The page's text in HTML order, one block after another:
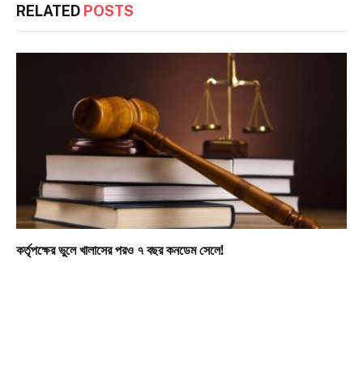
RELATED POSTS
কর্তৃপক্ষের ভুলে খালাসের পরও ৭ বছর কনডেম সেলে!